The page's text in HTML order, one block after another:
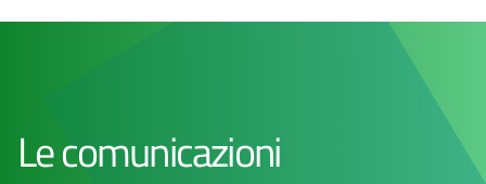
Le comunicazioni